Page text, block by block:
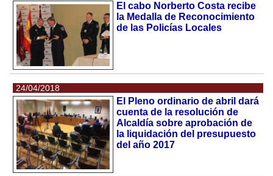
El cabo Norberto Costa recibe
la Medalla de Reconocimiento
de las Policías Locales
24/04/2018
El Pleno ordinario de abril dará
cuenta de la resolución de
Alcaldía sobre aprobación de
la liquidación del presupuesto
del año 2017